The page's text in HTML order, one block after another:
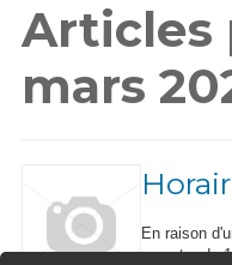
Articles
mars
En raison
compter du